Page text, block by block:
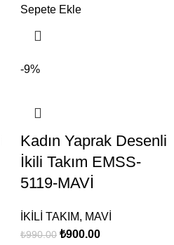
Sepete Ekle
-9%
Kadın Yaprak Desenli
İkili Takım EMSS-
5119-MAVİ
İKİLİ TAKIM, MAVİ
₺990.00 ₺900.00